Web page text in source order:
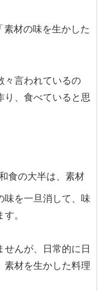
素材の味を生かした
々言われているの
り、食べていると思
食の大半は、素材
味を一旦消して、味
。
せんが、日常的に日
素材を生かした料理